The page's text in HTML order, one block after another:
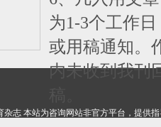
为1-3个工作
或用稿通知。
内未收到我刊
杂志 本站为咨询网站非官方平台，提